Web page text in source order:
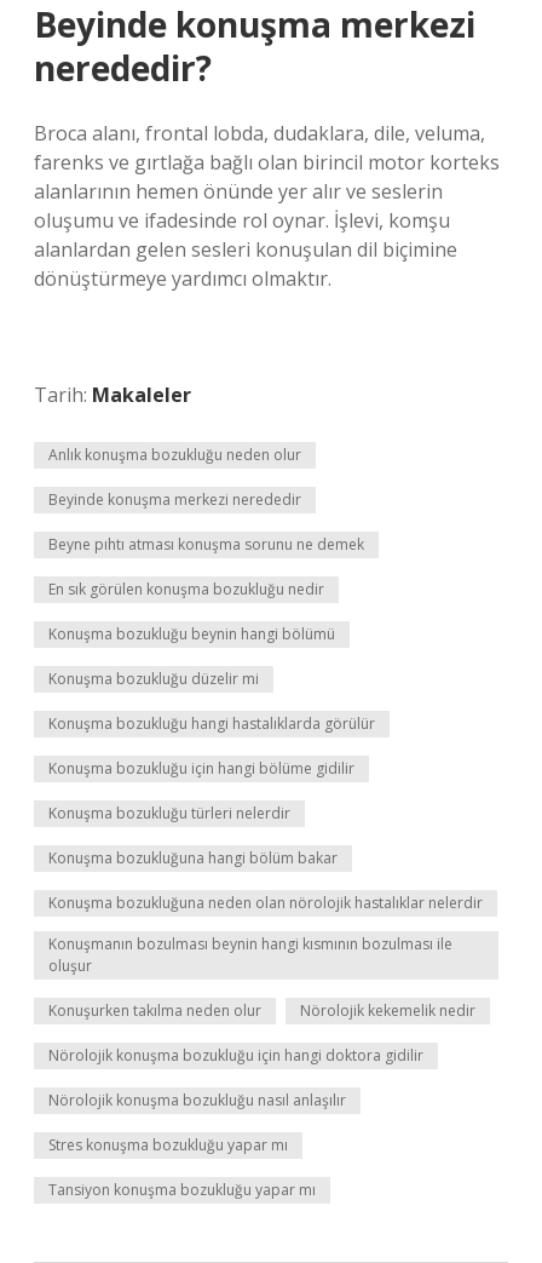
Beyinde konuşma merkezi
nerededir?
Broca alanı, frontal lobda, dudaklara, dile, veluma,
farenks ve gırtlağa bağlı olan birincil motor korteks
alanlarının hemen önünde yer alır ve seslerin
oluşumu ve ifadesinde rol oynar. İşlevi, komşu
alanlardan gelen sesleri konuşulan dil biçimine
dönüştürmeye yardımcı olmaktır.
Tarih: Makaleler
Anlık konuşma bozukluğu neden olur
Beyinde konuşma merkezi nerededir
Beyne pıhtı atması konuşma sorunu ne demek
En sık görülen konuşma bozukluğu nedir
Konuşma bozukluğu beynin hangi bölümü
Konuşma bozukluğu düzelir mi
Konuşma bozukluğu hangi hastalıklarda görülür
Konuşma bozukluğu için hangi bölüme gidilir
Konuşma bozukluğu türleri nelerdir
Konuşma bozukluğuna hangi bölüm bakar
Konuşma bozukluğuna neden olan nörolojik hastalıklar nelerdir
Konuşmanın bozulması beynin hangi kısmının bozulması ile
oluşur
Konuşurken takılma neden olur Nörolojik kekemelik nedir
Nörolojik konuşma bozukluğu için hangi doktora gidilir
Nörolojik konuşma bozukluğu nasıl anlaşılır
Stres konuşma bozukluğu yapar mı
Tansiyon konuşma bozukluğu yapar mı